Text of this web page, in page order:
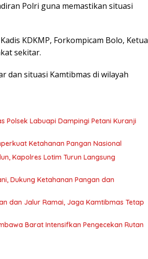
Polri guna memastikan situasi
KDKMP, Forkompicam Bolo, Ketua
sekitar.
dan situasi Kamtibmas di wilayah
Polsek Labuapi Dampingi Petani Kuranji
Ketahanan Pangan Nasional
Kapolres Lotim Turun Langsung
Dukung Ketahanan Pangan dan
dan Jalur Ramai, Jaga Kamtibmas Tetap
Barat Intensifkan Pengecekan Rutan